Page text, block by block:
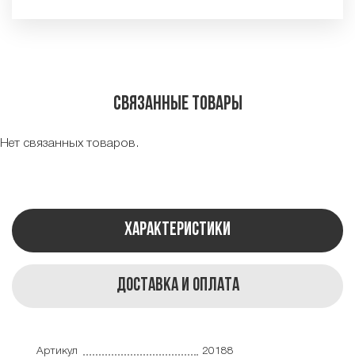
Связанные товары
Нет связанных товаров.
Характеристики
Доставка и оплата
Артикул
20188